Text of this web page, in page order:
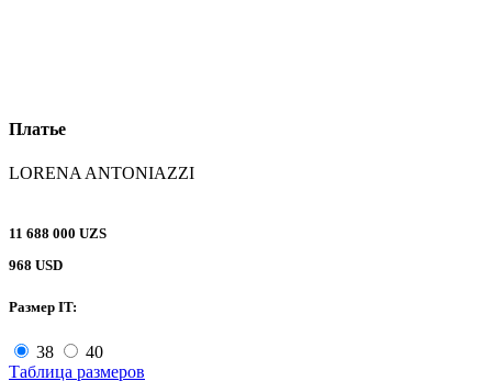
Платье
LORENA ANTONIAZZI
11 688 000 UZS
968 USD
Размер IT:
38
40
Таблица размеров